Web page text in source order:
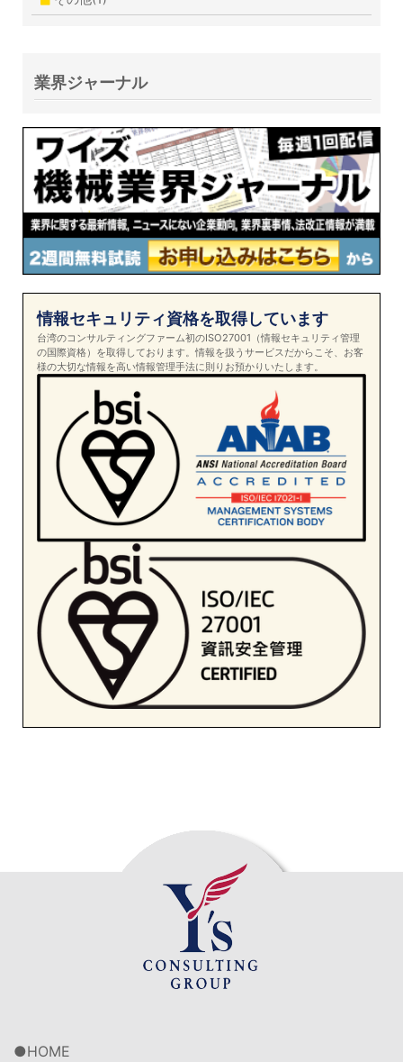
業界ジャーナル
情報セキュリティ資格を取得しています
台湾のコンサルティングファーム初のISO27001（情報セキュリティ管理
の国際資格）を取得しております。情報を扱うサービスだからこそ、お客
様の大切な情報を高い情報管理手法に則りお預かりいたします。
HOME